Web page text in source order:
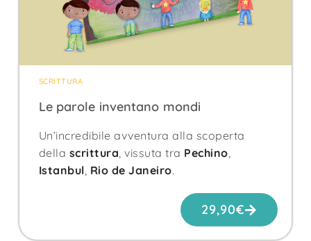
SCRITTURA
Le parole inventano mondi
Un’incredibile avventura alla scoperta
della scrittura , vissuta tra Pechino
Istanbul Rio de Janeiro.
29,90€